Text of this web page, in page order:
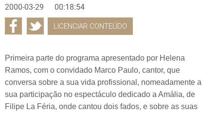
2000-03-29 00:18:54
LICENCIAR CONTEÚDO
Primeira parte do programa apresentado por Helena
Ramos, com o convidado Marco Paulo, cantor, que
conversa sobre a sua vida profissional, nomeadamente a
sua participação no espectáculo dedicado a Amália, de
Filipe La Féria, onde cantou dois fados, e sobre as suas